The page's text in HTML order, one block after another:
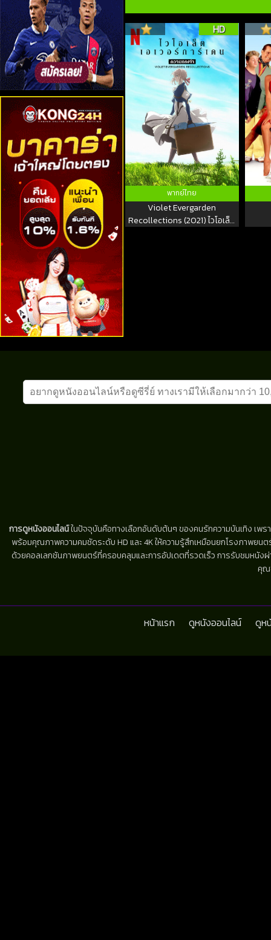
HD
พากย์ไทย
Violet Evergarden
Recollections (2021) ไวโอเล็ต
การดูหนังออนไลน์ในปัจจุบันคือทางเลือกอันดับต้นๆ ของคนรักความบันเทิง เพร
พร้อมคุณภาพความคมชัดระดับ HD และ 4K ให้ความรู้สึกเหมือนยกโรงภาพยน
ด้วยคอลเลกชันภาพยนตร์ที่ครอบคลุมและการอัปเดตที่รวดเร็ว การรับชมหนัง
คุณ
หน้าแรก ดูหนังออนไลน์ ดูห